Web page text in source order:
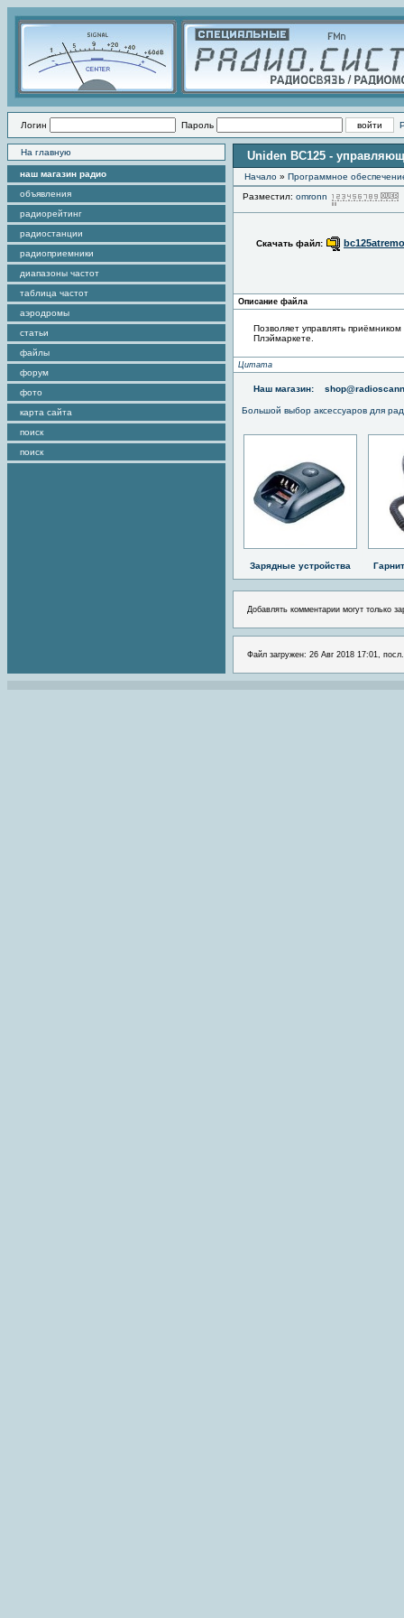
Логин Пароль
На главную
наш магазин радио
объявления
радиорейтинг
радиостанции
радиоприемники
диапазоны частот
таблица частот
аэродромы
статьи
файлы
форум
фото
карта сайта
поиск
поиск
Uniden BC125 -
Начало » Программное
Разместил: omronn
Скачать файл:
Описание файла
Позволяет управлять
Плэймаркете.
Цитата
Наш магазин:
Большой выбор аксессуаров для
Зарядные устройства
Добавлять комментарии могут только
Файл загружен: 26 Авг 2018 17:01,